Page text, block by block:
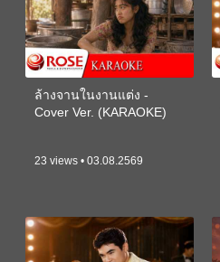
ล้างจานในงานแต่ง -
Cover Ver. (KARAOKE)
23 views • 03.08.2569